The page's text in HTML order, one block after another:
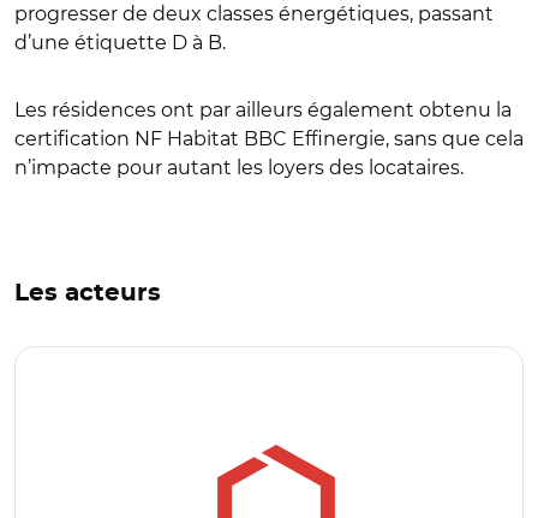
progresser de deux classes énergétiques, passant
d’une étiquette D à B.
Les résidences ont par ailleurs également obtenu la
certification NF Habitat BBC Effinergie, sans que cela
n’impacte pour autant les loyers des locataires.
Les acteurs